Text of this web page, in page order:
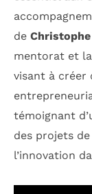
de Christophe
mentorat et
visant à créer
témoignant
des projets
l’innovation